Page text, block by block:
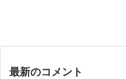
最新のコメント